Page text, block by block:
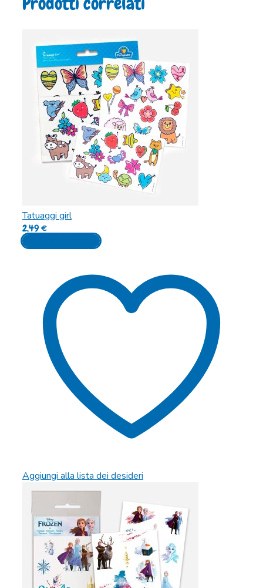
Tatuaggi girl
2,49€
Aggiungi al carrello
Aggiungi alla lista dei desideri